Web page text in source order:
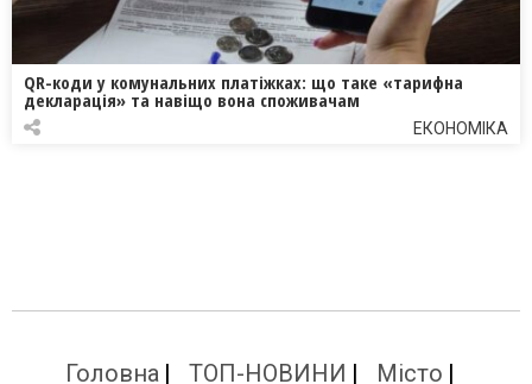
QR-коди у комунальних платіжках: що таке «тарифна
декларація» та навіщо вона споживачам
ЕКОНОМІКА
Головна ТОП-НОВИНИ Місто